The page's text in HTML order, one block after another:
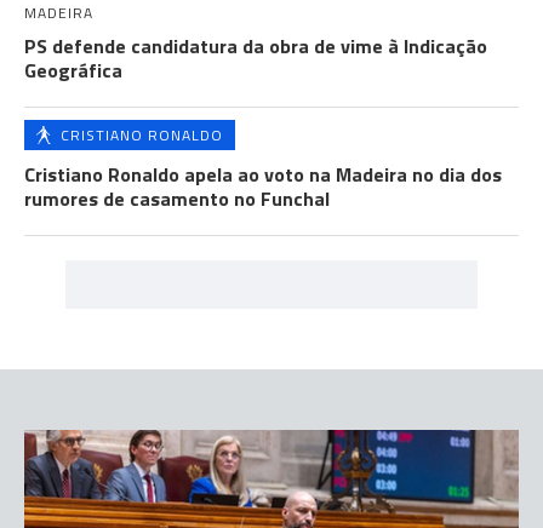
MADEIRA
PS defende candidatura da obra de vime à Indicação
Geográfica
CRISTIANO RONALDO
Cristiano Ronaldo apela ao voto na Madeira no dia dos
rumores de casamento no Funchal